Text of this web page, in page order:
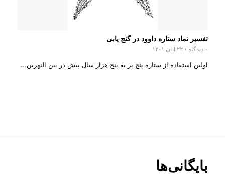
تفسیر نماد ستاره داوود در گنج یابی
۰ دیدگاه / ۲۲ آبان ۱۴۰۱
اولین استفاده از ستاره پنج پر به پنج هزار سال پیش در بین‌ النهرین…
بایگانی‌ها